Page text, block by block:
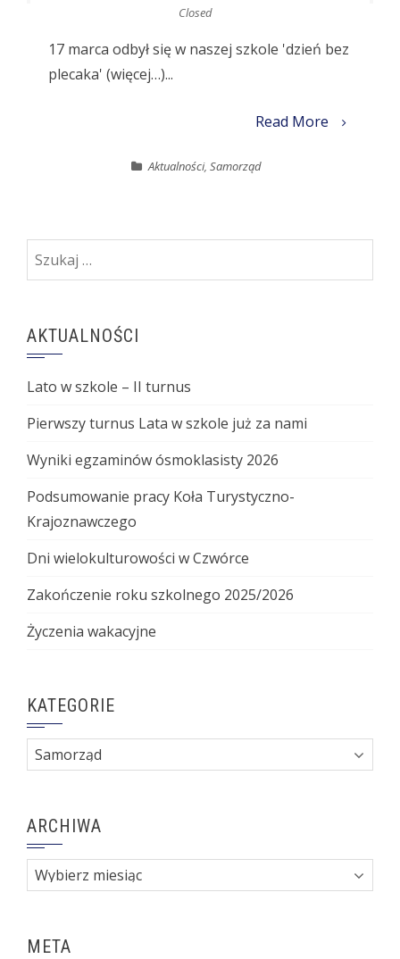
Closed
17 marca odbył się w naszej szkole 'dzień bez
plecaka' (więcej…)...
Read More
Aktualności,Samorząd
Szukaj:
AKTUALNOŚCI
Lato w szkole – II turnus
Pierwszy turnus Lata w szkole już za nami
Wyniki egzaminów ósmoklasisty 2026
Podsumowanie pracy Koła Turystyczno-
Krajoznawczego
Dni wielokulturowości w Czwórce
Zakończenie roku szkolnego 2025/2026
Życzenia wakacyjne
KATEGORIE
Kategorie
ARCHIWA
Archiwa
META